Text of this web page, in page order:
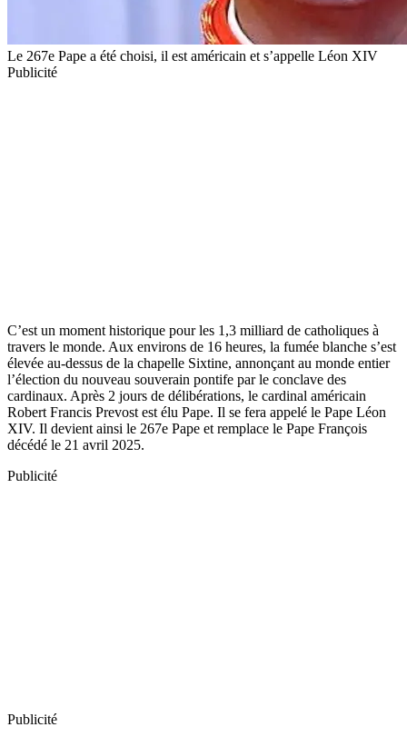
Le 267e Pape a été choisi, il est américain et s’appelle Léon XIV
Publicité
C’est un moment historique pour les 1,3 milliard de catholiques à
travers le monde. Aux environs de 16 heures, la fumée blanche s’est
élevée au-dessus de la chapelle Sixtine, annonçant au monde entier
l’élection du nouveau souverain pontife par le conclave des
cardinaux. Après 2 jours de délibérations, le cardinal américain
Robert Francis Prevost est élu Pape. Il se fera appelé le Pape Léon
XIV. Il devient ainsi le 267e Pape et remplace le Pape François
décédé le 21 avril 2025.
Publicité
Publicité